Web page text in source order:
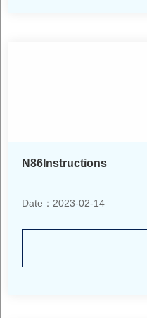
N86Instructions
Date：2023-02-14